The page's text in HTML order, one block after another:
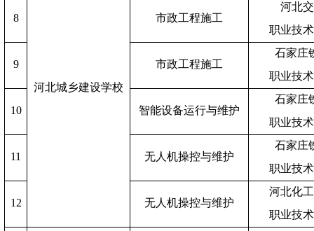
河北城乡建设学校
8 市政工程施工
河北
职业技
9 市政工程施工
石家庄
职业技
10 智能设备运行与维护
石家庄
职业技
11 无人机操控与维护
石家庄
职业技
12 无人机操控与维护
河北化
职业技